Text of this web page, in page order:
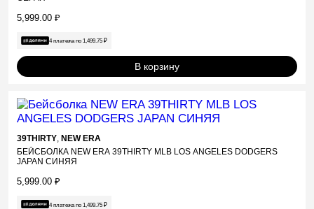
5,999.00 ₽
4 платежа по 1,499.75 ₽
В корзину
39THIRTY, NEW ERA
БЕЙСБОЛКА NEW ERA 39THIRTY MLB LOS ANGELES DODGERS
JAPAN СИНЯЯ
5,999.00 ₽
4 платежа по 1,499.75 ₽